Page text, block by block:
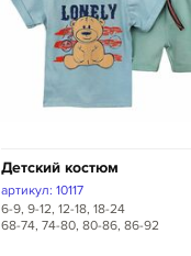
Детский костюм
артикул: 10117
6-9, 9-12, 12-18, 18-24
68-74, 74-80, 80-86, 86-92